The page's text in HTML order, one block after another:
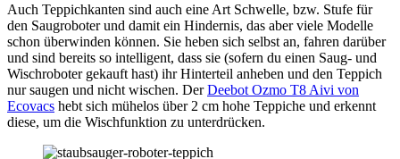
Auch Teppichkanten sind auch eine Art Schwelle, bzw. Stufe für
den Saugroboter und damit ein Hindernis, das aber viele Modelle
schon überwinden können. Sie heben sich selbst an, fahren darüber
und sind bereits so intelligent, dass sie (sofern du einen Saug- und
Wischroboter gekauft hast) ihr Hinterteil anheben und den Teppich
nur saugen und nicht wischen. DerDeebot Ozmo T8 Aivi von
Ecovacs hebt sich mühelos über 2 cm hohe Teppiche und erkennt
diese, um die Wischfunktion zu unterdrücken.